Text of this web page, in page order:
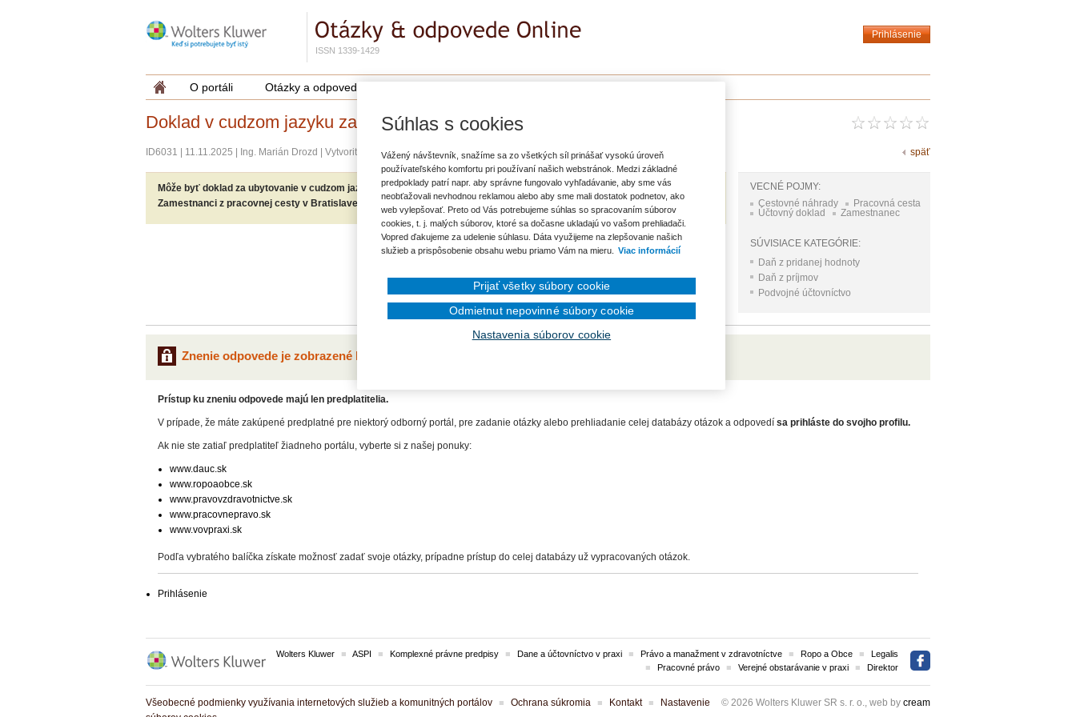
ISSN 1339-1429
Prihlásenie
O portáli Otázky a odpovede
Doklad v cudzom jazyku za poskytnutie služby na území SR
ID6031 11.11.2025 Ing. Marián Drozd Vytvoriť záložku späť
VECNÉ POJMY:
Cestovné náhrady
Pracovná cesta
Účtovný doklad
Zamestnanec
SÚVISIACE KATEGÓRIE:
Daň z pridanej hodnoty
Daň z príjmov
Podvojné účtovníctvo
Môže byť doklad za ubytovanie v cudzom jazyku v súvislosti s tuzemskou pracovnou cestou zamestnanca na území SR?
Zamestnanci z pracovnej cesty v Bratislave predložia doklad za ubytovanie v cudzom jazyku.
Znenie odpovede je zobrazené len prihlásenému užívateľovi.
Prístup ku zneniu odpovede majú len predplatitelia.
V prípade, že máte zakúpené predplatné pre niektorý odborný portál, pre zadanie otázky alebo prehliadanie celej databázy otázok a odpovedí sa prihláste do svojho profilu.
Ak nie ste zatiaľ predplatiteľ žiadneho portálu, vyberte si z našej ponuky:
www.dauc.sk
www.ropoaobce.sk
www.pravovzdravotnictve.sk
www.pracovnepravo.sk
www.vovpraxi.sk
Podľa vybratého balíčka získate možnosť zadať svoje otázky, prípadne prístup do celej databázy už vypracovaných otázok.
Prihlásenie
Wolters Kluwer ASPI Komplexné právne predpisy Dane a účtovníctvo v praxi Právo a manažment v zdravotníctve Ropo a Obce
Legalis
Pracovné právo
Verejné obstarávanie v praxi Direktor
Všeobecné podmienky využívania internetových služieb a komunitných portálov Ochrana súkromia Kontakt
Nastavenie
© 2026 Wolters Kluwer SR s. r. o., web by cream
Súhlas s cookies
Vážený návštevník, snažíme sa zo všetkých síl prinášať vysokú úroveň
používateľského komfortu pri používaní našich webstránok. Medzi základné
predpoklady patrí napr. aby správne fungovalo vyhľadávanie, aby sme vás
neobťažovali nevhodnou reklamou alebo aby sme mali dostatok podnetov, ako
web vylepšovať. Preto od Vás potrebujeme súhlas so spracovaním súborov
cookies, t. j. malých súborov, ktoré sa dočasne ukladajú vo vašom prehliadači.
Vopred ďakujeme za udelenie súhlasu. Dáta využijeme na zlepšovanie našich
služieb a prispôsobenie obsahu webu priamo Vám na mieru.
Viac informácií
Nastavenia súborov cookie
Odmietnut nepovinné súbory cookie
Prijať všetky súbory cookie